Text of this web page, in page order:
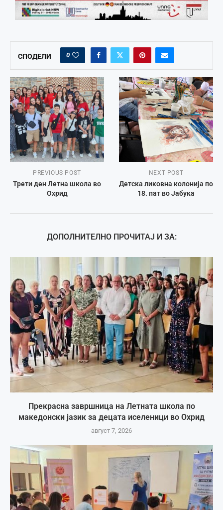
СПОДЕЛИ 0
PREVIOUS POST
Трети ден Летна школа во
Охрид
NEXT POST
Детска ликовна колонија по
18. пат во Јабука
ДОПОЛНИТЕЛНО ПРОЧИТАЈ И ЗА:
Прекрасна завршница на Летната школа по
македонски јазик за децата иселеници во Охрид
август 7, 2026